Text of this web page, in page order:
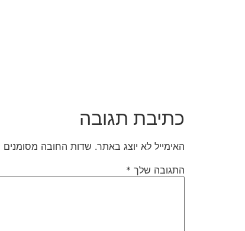
כתיבת תגובה
האימייל לא יוצג באתר. שדות החובה מסומנים
התגובה שלך *